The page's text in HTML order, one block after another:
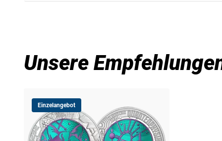
Niob für Münzen zu verbinden. Die 25-Euro-
Farben des Niobkerns erscheinen, gelten
Unsere
Einzelangebot